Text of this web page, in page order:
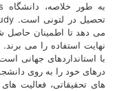
می دهد تا اطمینان حاصل
نهایت استفاده را می
با استانداردهای جهانی
درهای خود را به روی
های تحقیقاتی، فعالیت